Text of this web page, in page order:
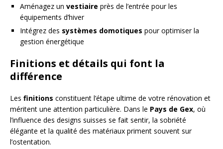
Aménagez un vestiaire près de l’entrée pour les
équipements d’hiver
Intégrez des systèmes domotiques pour optimiser la
gestion énergétique
Finitions et détails qui font la
différence
Les finitions constituent l’étape ultime de votre rénovation et
méritent une attention particulière. Dans le Pays de Gex, où
l’influence des designs suisses se fait sentir, la sobriété
élégante et la qualité des matériaux priment souvent sur
l’ostentation.